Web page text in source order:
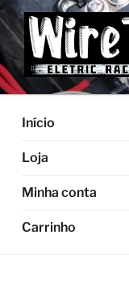
Pular
para
o
conteúdo
Início
Loja
Minha conta
Carrinho